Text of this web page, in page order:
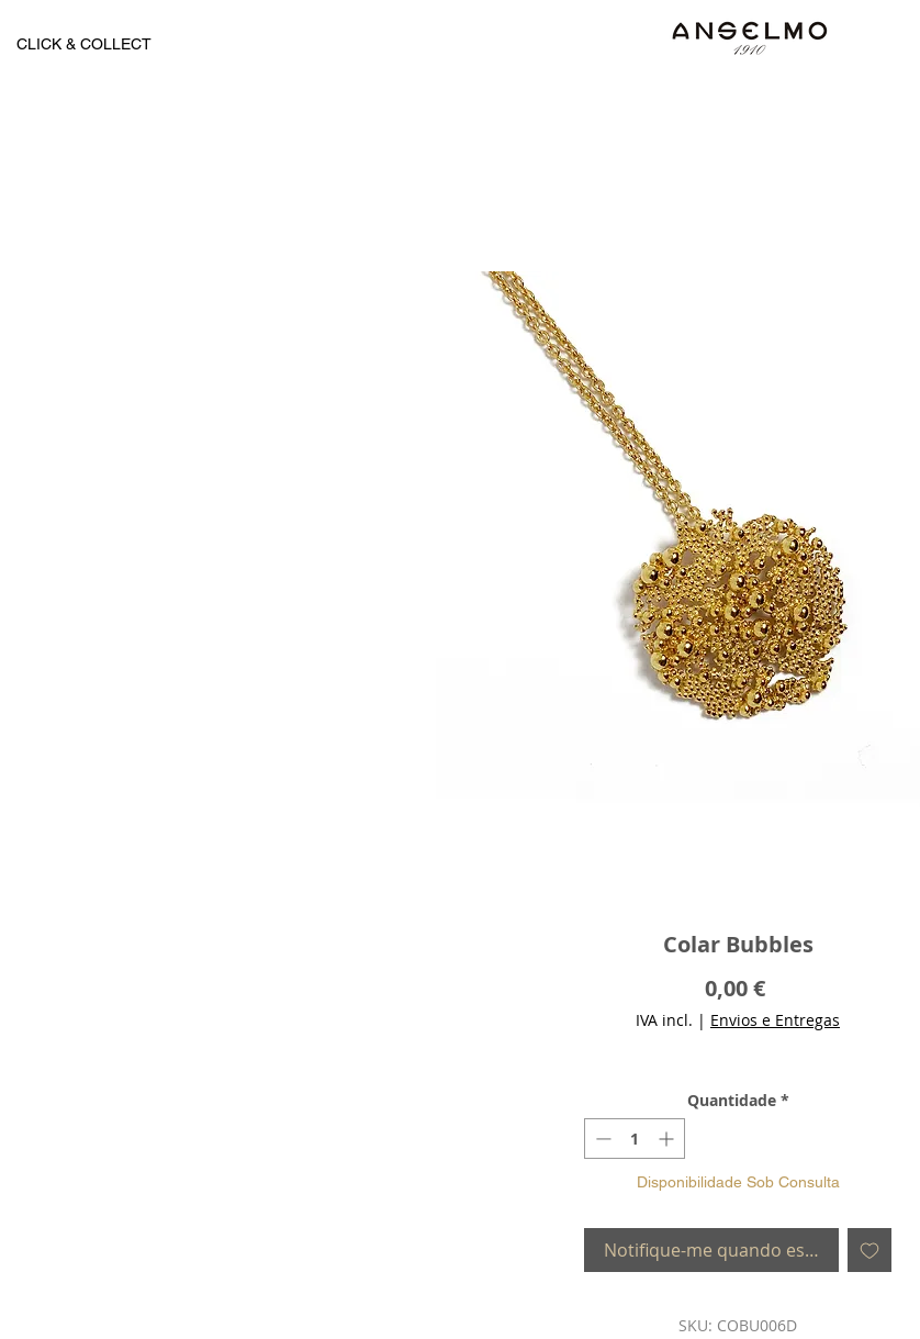
CLICK & COLLECT
Colar Bubbles
0,00 €Preço
IVA incl. | Envios e Entregas
Quantidade *
Disponibilidade Sob Consulta
Notifique-me quando estiver disponível
SKU: COBU006D